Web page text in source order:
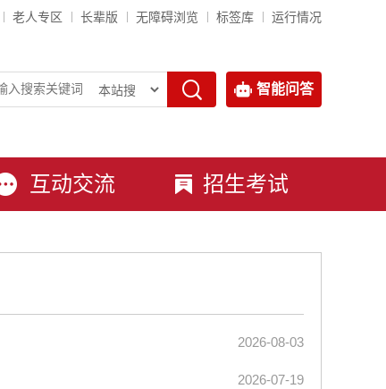
老人专区 长辈版 无障碍浏览 标签库 运行情况
智能问答
互动交流 招生考试
2026-08-03
2026-07-19